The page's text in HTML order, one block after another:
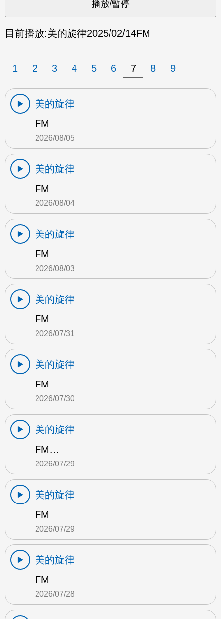
目前播放:美的旋律2025/02/14FM
1 2 3 4 5 6 7 8 9
美的旋律
FM
2026/08/05
美的旋律
FM
2026/08/04
美的旋律
FM
2026/08/03
美的旋律
FM
2026/07/31
美的旋律
FM
2026/07/30
美的旋律
FM…
2026/07/29
美的旋律
FM
2026/07/29
美的旋律
FM
2026/07/28